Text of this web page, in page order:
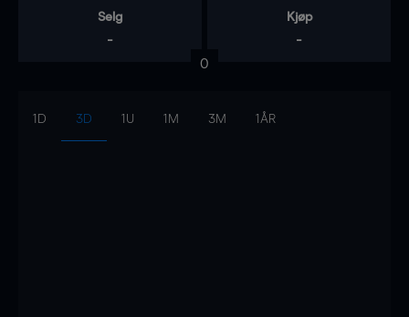
Selg
-
Kjøp
-
0
1D 3D 1U 1M 3M 1ÅR